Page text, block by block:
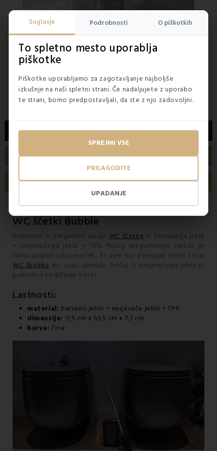
Soglasje Podrobnosti O piškotkih
To spletno mesto uporablja
piškotke
Piškotke uporabljamo za zagotavljanje najboljše
izkušnje na naši spletni strani. Če nadaljujete z uporabo
te strani, bomo predpostavljali, da ste z njo zadovoljni.
UPADANJE
PRILAGODITE
SPREJMI VSE
NA ZALOGI 5(1x)
WC ščetka Dea EMI
5,50 €
7,90 €
NA
OPIS
TEHNIČNE LASTNOSTI
MNENJA ETS
Ohranite kopalnico čisto zahvaljujoč
WC ščetki Bubble
Diskreten in eleganten dizajn WC ščetke iz barvanega jekla
+ nerjavečega jekla + TPR. Poleg elegantnega videza je
funkcionalen pripomoček, ki vam bo pomagal imeti čisto
WC školjko po vsaki uporabi. Ročaj iz nerjavečega jekla je
praktičen za držanje v roki.
Lastnosti:
material: barvano jeklo + nerjaveče jeklo + TPR
dimenzije: 11,5 cm x 53,5 cm x 7,7 cm
barva: črna